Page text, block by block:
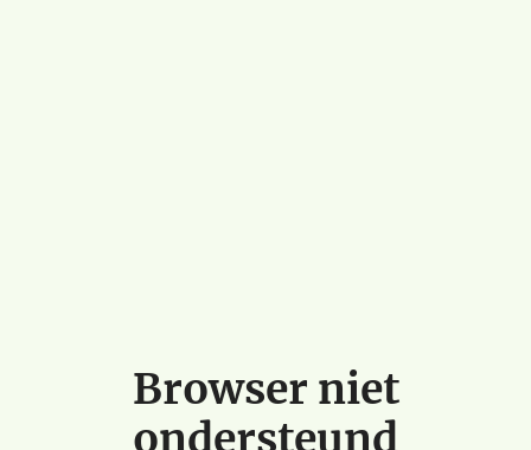
Browser niet
ondersteund